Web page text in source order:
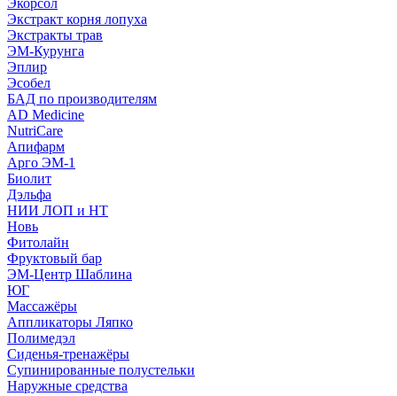
Экорсол
Экстракт корня лопуха
Экстракты трав
ЭМ-Курунга
Эплир
Эсобел
БАД по производителям
AD Medicine
NutriCare
Апифарм
Арго ЭМ-1
Биолит
Дэльфа
НИИ ЛОП и НТ
Новь
Фитолайн
Фруктовый бар
ЭМ-Центр Шаблина
ЮГ
Массажёры
Аппликаторы Ляпко
Полимедэл
Сиденья-тренажёры
Супинированные полустельки
Наружные средства